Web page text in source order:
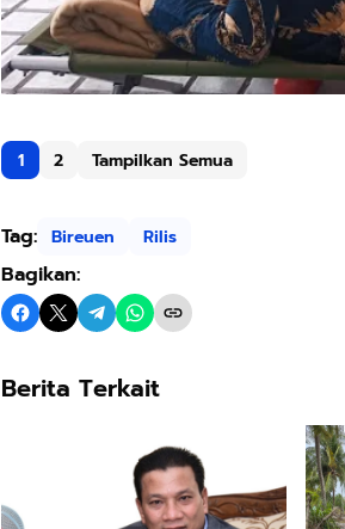
1 2 Tampilkan Semua
Tag: Bireuen Rilis
Bagikan:
Berita Terkait